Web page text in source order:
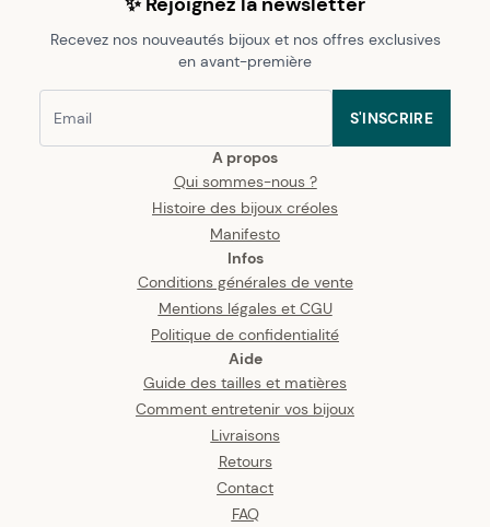
A propos
Qui sommes-nous ?
Histoire des bijoux créoles
Manifesto
Infos
Conditions générales de vente
Mentions légales et CGU
Politique de confidentialité
Aide
Guide des tailles et matières
Comment entretenir vos bijoux
Livraisons
Retours
Contact
FAQ
Recevez nos nouveautés bijoux et nos offres exclusives
en avant-première
S'INSCRIRE